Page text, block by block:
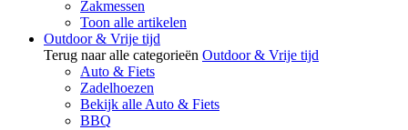
Zakmessen
Toon alle artikelen
Outdoor & Vrije tijd
Terug naar alle categorieën Outdoor & Vrije tijd
Auto & Fiets
Zadelhoezen
Bekijk alle Auto & Fiets
BBQ